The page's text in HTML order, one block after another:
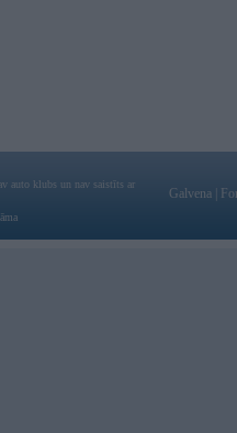
auto klubs un nav saistīts ar
Galvena